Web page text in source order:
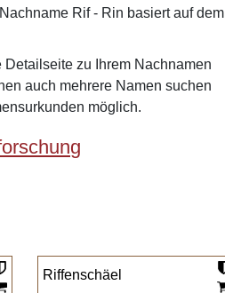
Rif - Rin basiert auf dem
zu Ihrem Nachnamen
auch mehrere Namen suchen
möglich.
Riffenschäel